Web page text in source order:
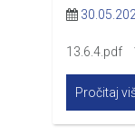
13.6.4.pdf
Pročitaj